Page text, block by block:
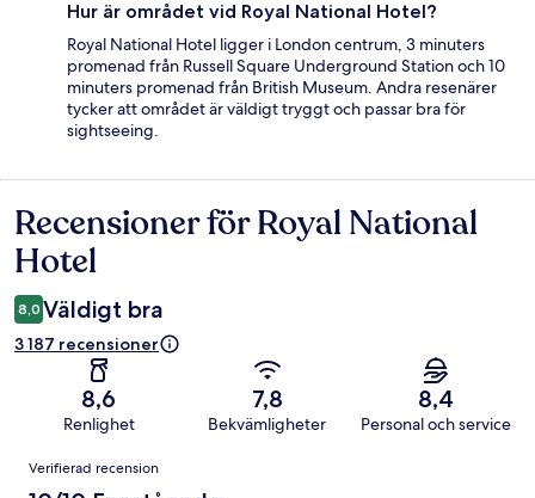
Hur är området vid Royal National Hotel?
Royal National Hotel ligger i London centrum, 3 minuters
promenad från Russell Square Underground Station och 10
minuters promenad från British Museum. Andra resenärer
tycker att området är väldigt tryggt och passar bra för
sightseeing.
Recensioner
Recensioner för Royal National
Hotel
8,0 Väldigt bra
3 187 recensioner
8,6
Renlighet
7,8
Bekvämligheter
8,4
Personal och service
Recensioner
Verifierad recension